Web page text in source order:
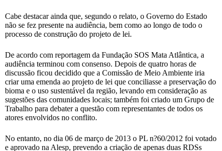
Cabe destacar ainda que, segundo o relato, o Governo do Estado
não se fez presente na audiência, bem como ao longo de todo o
processo de construção do projeto de lei.
De acordo com reportagem da Fundação SOS Mata Atlântica, a
audiência terminou com consenso. Depois de quatro horas de
discussão ficou decidido que a Comissão de Meio Ambiente iria
criar uma emenda ao projeto de lei que conciliasse a preservação do
bioma e o uso sustentável da região, levando em consideração as
sugestões das comunidades locais; também foi criado um Grupo de
Trabalho para debater a questão com representantes de todos os
atores envolvidos no conflito.
No entanto, no dia 06 de março de 2013 o PL n?60/2012 foi votado
e aprovado na Alesp, prevendo a criação de apenas duas RDSs